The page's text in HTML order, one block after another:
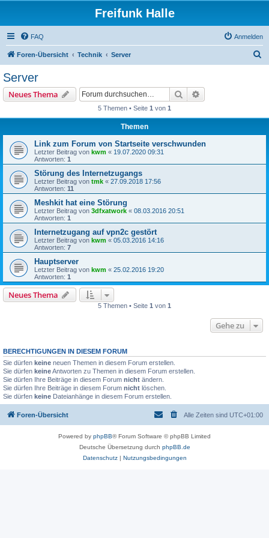
Freifunk Halle
FAQ Anmelden
Foren-Übersicht Technik Server
Server
Neues Thema Suche
5 Themen • Seite 1 von 1
Themen
Link zum Forum von Startseite verschwunden
Letzter Beitrag von kwm « 19.07.2020 09:31
Antworten: 1
Störung des Internetzugangs
Letzter Beitrag von tmk « 27.09.2018 17:56
Antworten: 11
Meshkit hat eine Störung
Letzter Beitrag von 3dfxatwork « 08.03.2016 20:51
Antworten: 1
Internetzugang auf vpn2c gestört
Letzter Beitrag von kwm « 05.03.2016 14:16
Antworten: 7
Hauptserver
Letzter Beitrag von kwm « 25.02.2016 19:20
Antworten: 1
Neues Thema
5 Themen • Seite 1 von 1
Gehe zu
BERECHTIGUNGEN IN DIESEM FORUM
Sie dürfen keine neuen Themen in diesem Forum erstellen.
Sie dürfen keineAntworten zu Themen in diesem Forum erstellen.
Sie dürfen Ihre Beiträge in diesem Forum nicht ändern.
Sie dürfen Ihre Beiträge in diesem Forum nicht löschen.
Sie dürfen keine Dateianhänge in diesem Forum erstellen.
Foren-Übersicht Alle Zeiten sind UTC+01:00
Powered by phpBB® Forum Software © phpBB Limited
Deutsche Übersetzung durch phpBB.de
Datenschutz| Nutzungsbedingungen